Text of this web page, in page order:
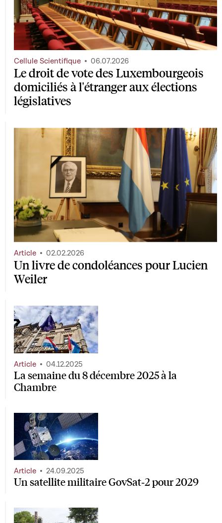
Le droit de vote des Luxembourgeois
domiciliés à l'étranger aux élections
législatives
Cellule Scientifique 06.07.2026
Un livre de condoléances pour Lucien
Weiler
Article 02.02.2026
La semaine du 8 décembre 2025 à la
Chambre
Article 04.12.2025
Un satellite militaire GovSat‑2 pour 2029
Article 24.09.2025